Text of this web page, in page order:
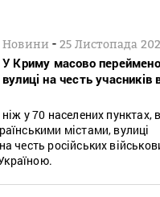
Новини -25 Листопада
У Криму масово
вулиці на честь учасників
у 70 населених пунктах,
містами, вулиці
честь російських